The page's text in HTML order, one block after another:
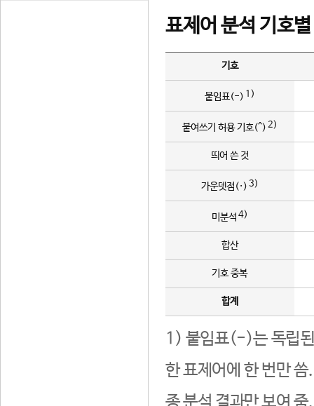
표제어 분석 기호
기호
붙임표(-) 1)
붙여쓰기 허용 기호(^) 2)
띄어 쓴 것
가운뎃점(·) 3)
미분석 4)
합산
기호 중복
합계
1) 붙임표(-)는 독립된
한 표제어에 한 번만
종 분석 결과만 보여